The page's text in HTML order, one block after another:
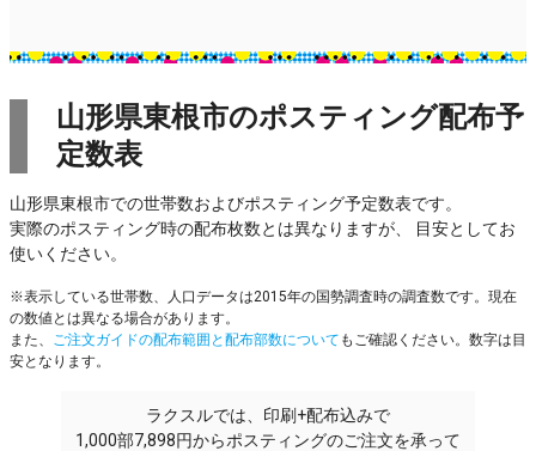
山形県東根市のポスティング配布予
定数表
山形県東根市での世帯数およびポスティング予定数表です。
実際のポスティング時の配布枚数とは異なりますが、 目安としてお
使いください。
※表示している世帯数、人口データは2015年の国勢調査時の調査数です。現在
の数値とは異なる場合があります。
また、 ご注文ガイドの配布範囲と配布部数について もご確認ください。数字は目
安となります。
ラクスルでは、印刷+配布込みで
1,000部7,898円からポスティングのご注文を承って